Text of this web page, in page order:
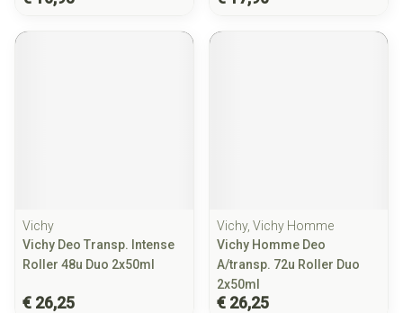
Vichy
Vichy Deo Transp. Intense
Roller 48u Duo 2x50ml
€ 26,25
Vichy, Vichy Homme
Vichy Homme Deo
A/transp. 72u Roller Duo
2x50ml
€ 26,25